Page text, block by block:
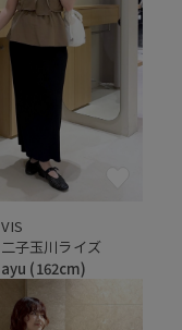
VIS
二子玉川ライズ
ayu (162cm)